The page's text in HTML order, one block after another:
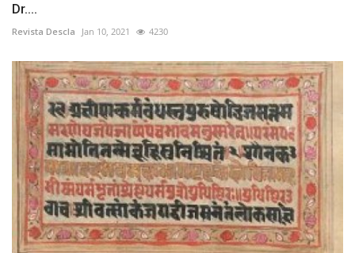
Dr....
Revista Descla Jan 10, 2021 4230